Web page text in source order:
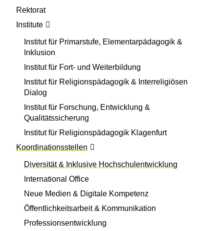
Rektorat
Institute
Institut für Primarstufe, Elementarpädagogik &
Inklusion
Institut für Fort- und Weiterbildung
Institut für Religionspädagogik & Interreligiösen
Dialog
Institut für Forschung, Entwicklung &
Qualitätssicherung
Institut für Religionspädagogik Klagenfurt
Koordinationsstellen
Diversität & Inklusive Hochschulentwicklung
International Office
Neue Medien & Digitale Kompetenz
Öffentlichkeitsarbeit & Kommunikation
Professionsentwicklung